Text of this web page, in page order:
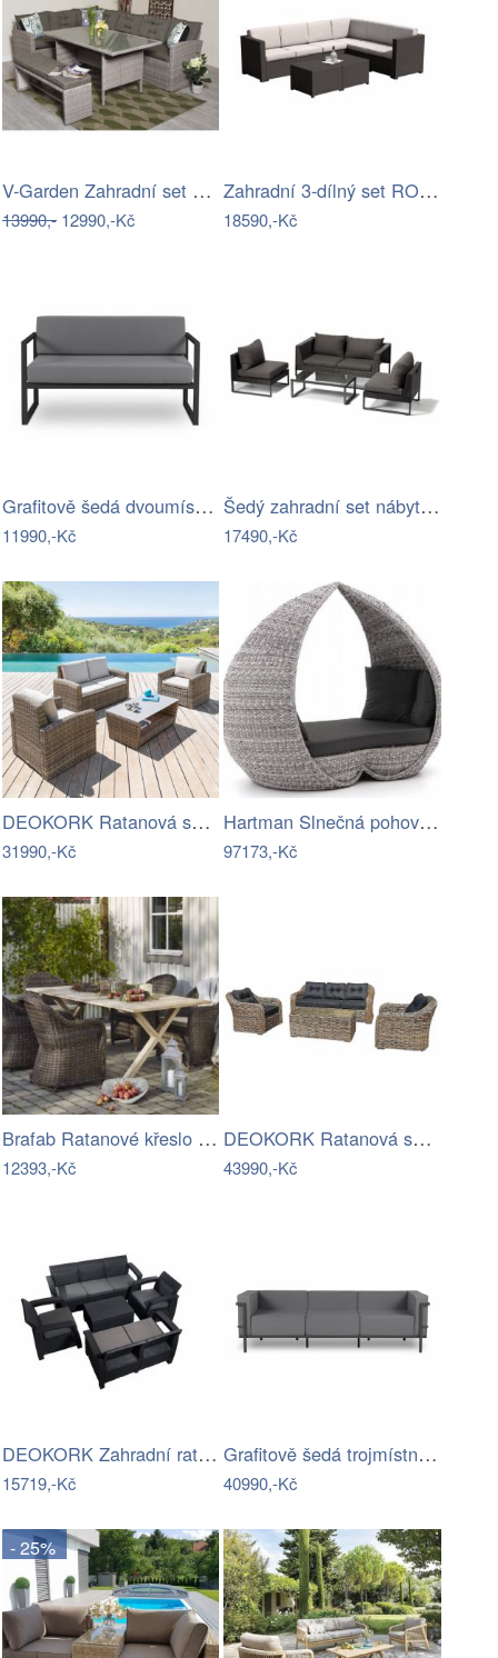
V-Garden Zahradní set TUNIS SET 6
13990,- 12990,-Kč
Zahradní 3-dílný set RODEN Tempo Kondela
18590,-Kč
Grafitově šedá dvoumístná zahradní…
11990,-Kč
Šedý zahradní set nábytku z umělého…
17490,-Kč
DEOKORK Ratanová sestava SANTORINI pro…
31990,-Kč
Hartman Slnečná pohovka COSTA RICA Mdum
97173,-Kč
Brafab Ratanové křeslo PAULINA Mdum
12393,-Kč
DEOKORK Ratanová sestava CORDOBA (šedo…
43990,-Kč
DEOKORK Zahradní ratanová sestava …
15719,-Kč
Grafitově šedá trojmístná zahradní…
40990,-Kč
- 25%